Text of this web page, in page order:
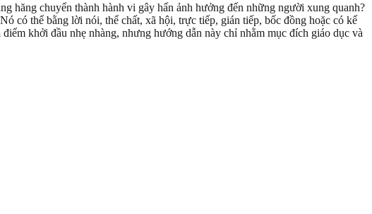
hăng chuyển thành hành vi gây hấn ảnh hưởng đến những người xung quanh?
có thể bằng lời nói, thể chất, xã hội, trực tiếp, gián tiếp, bốc đồng hoặc có kế
điểm khởi đầu nhẹ nhàng, nhưng hướng dẫn này chỉ nhằm mục đích giáo dục và